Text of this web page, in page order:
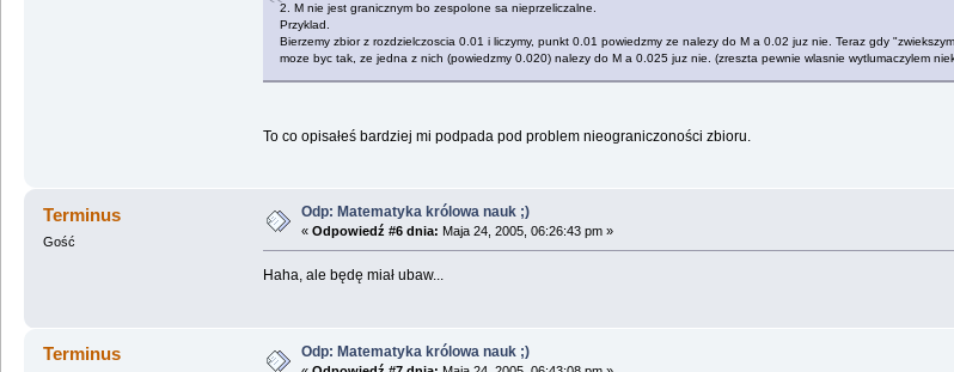
2. M nie jest granicznym bo zespolone sa nieprzeliczalne.
Przyklad.
Bierzemy zbior z rozdzielczoscia 0.01 i liczymy, punkt 0.01 powiedzmy ze nalezy do M a 0.02 juz nie. Teraz gdy
moze byc tak, ze jedna z nich (powiedzmy 0.020) nalezy do M a 0.025 juz nie. (zreszta pewnie wlasnie wytlumaczylem
To co opisałeś bardziej mi podpada pod problem nieograniczoności zbioru.
Terminus
Gość
Odp: Matematyka królowa nauk ;)
« Odpowiedź #6 dnia: Maja 24, 2005, 06:26:43 pm »
Haha, ale będę miał ubaw...
Terminus Odp: Matematyka królowa nauk ;)